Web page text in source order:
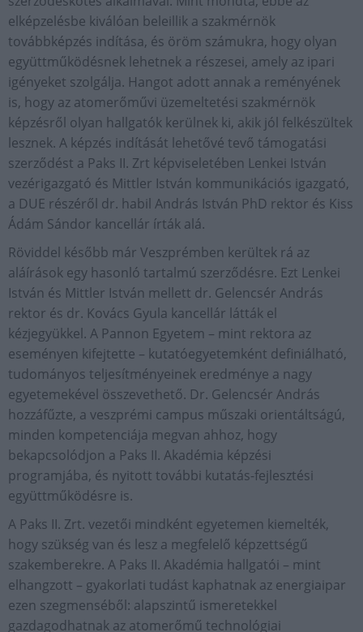
elképzelésbe kiválóan beleillik a szakmérnök
továbbképzés indítása, és öröm számukra, hogy olyan
együttműködésnek lehetnek a részesei, amely az ipari
igényeket szolgálja. Hangot adott annak a reményének
is, hogy az atomerőművi üzemeltetési szakmérnök
képzésről olyan hallgatók kerülnek ki, akik jól felkészültek
lesznek. A képzés indítását lehetővé tevő támogatási
szerződést a Paks II. Zrt képviseletében Lenkei István
vezérigazgató és Mittler István kommunikációs igazgató,
a DUE részéről dr. habil András István PhD rektor és Kiss
Ádám Sándor kancellár írták alá.
Röviddel később már Veszprémben kerültek rá az
aláírások egy hasonló tartalmú szerződésre. Ezt Lenkei
István és Mittler István mellett dr. Gelencsér András
rektor és dr. Kovács Gyula kancellár látták el
kézjegyükkel. A Pannon Egyetem – mint rektora az
eseményen kifejtette – kutatóegyetemként definiálható,
tudományos teljesítményeinek eredménye a nagy
egyetemekével összevethető. Dr. Gelencsér András
hozzáfűzte, a veszprémi campus műszaki orientáltságú,
minden kompetenciája megvan ahhoz, hogy
bekapcsolódjon a Paks II. Akadémia képzési
programjába, és nyitott további kutatás-fejlesztési
együttműködésre is.
A Paks II. Zrt. vezetői mindként egyetemen kiemelték,
hogy szükség van és lesz a megfelelő képzettségű
szakemberekre. A Paks II. Akadémia hallgatói – mint
elhangzott – gyakorlati tudást kaphatnak az energiaipar
ezen szegmenséből: alapszintű ismeretekkel
gazdagodhatnak az atomerőmű technológiai